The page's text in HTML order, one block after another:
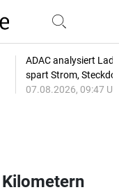
ADAC analysiert
spart Strom,
07.08.2026, 09:47